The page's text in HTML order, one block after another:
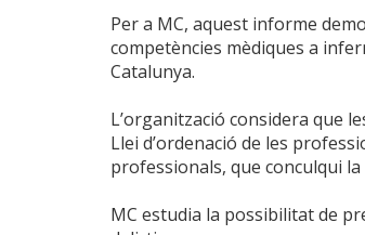
Per a MC, aquest informe
competències mèdiques a
Catalunya.
L’organització considera que
Llei d’ordenació de les
professionals, que conculqui
MC estudia la possibilitat de